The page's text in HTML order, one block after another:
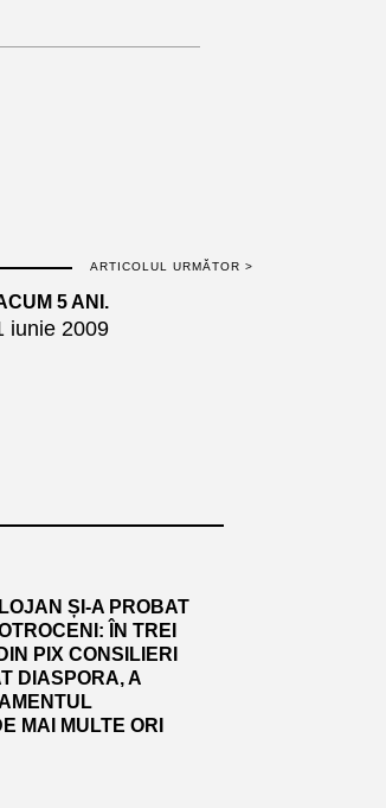
ARTICOLUL URMĂTOR >
5 ANI.
iunie 2009
ȘI-A PROBAT
ÎN TREI
PIX CONSILIERI
DIASPORA, A
MAI MULTE ORI